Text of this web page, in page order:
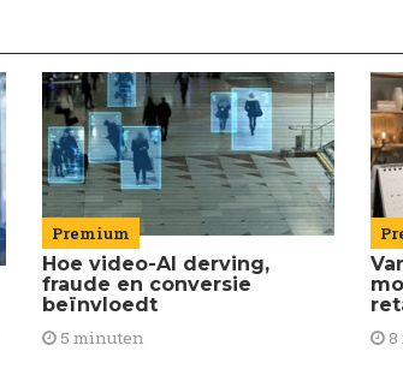
Premium
Hoe video-AI derving,
fraude en conversie
beïnvloedt
5 minuten 8